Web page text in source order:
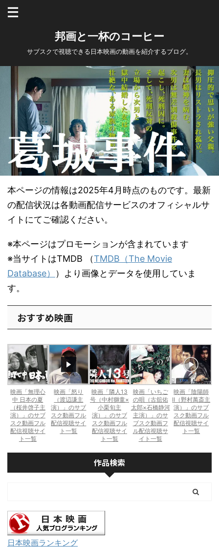
邦画と一杯のコーヒー
サブスクで視聴できる日本映画の動画を紹介するブログ。
本ページの情報は2025年4月時点のものです。最新
の配信状況は各動画配信サービスのオフィシャルサ
イトにてご確認ください。
※本ページはプロモーションが含まれています
※当サイトはTMDB （TMDB（The Movie
Database）
）より画像とデータを使用していま
す。
おすすめ映画
映画「無理心
中 日本の夏
（桜井啓子主
演）」のサブ
スク動画フル
配信視聴サイ
ト一覧
映画「怒り
（渡辺謙主
演）」のサブ
スク動画フル
配信視聴サイ
ト一覧
映画「隣人13
号（中村獅童×
小栗旬主
演）」のサブ
スク動画フル
配信視聴サイ
ト一覧
映画「いちご
の唄（古舘佑
太郎×石橋静河
主演）」のサ
ブスク動画フ
ル配信視聴サ
イト一覧
映画「陰陽師
II（野村萬斎主
演）」のサブ
スク動画フル
配信視聴サイ
ト一覧
作品検索
日本映画ランキング